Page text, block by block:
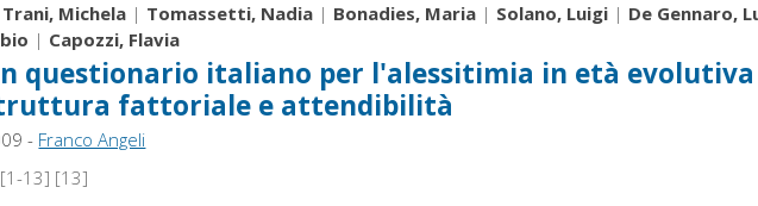
Trani, Michela | Tomassetti, Nadia | Bonadies, Maria | Solano, Luigi | De Gennaro,
| Capozzi, Flavia
questionario italiano per l'alessitimia in età evolutiva
fattoriale e attendibilità
- Franco Angeli
13] [13]